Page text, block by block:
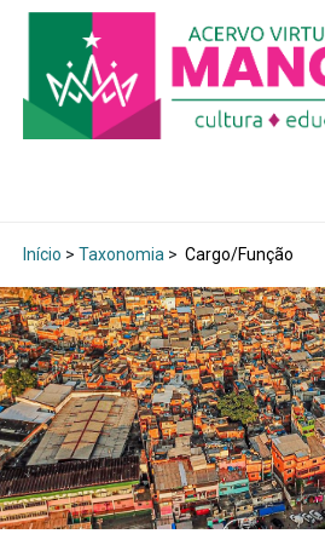
Início > Taxonomia > Cargo/Função